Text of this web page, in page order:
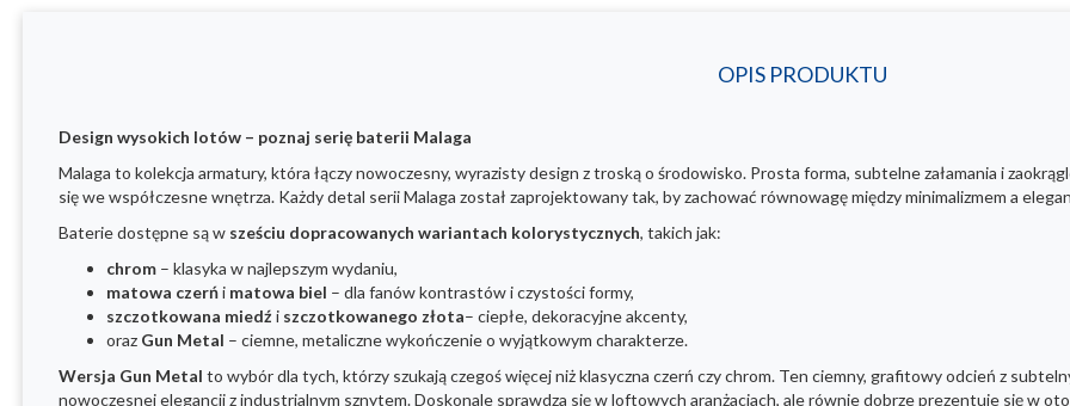
OPIS PRODUKTU
Design wysokich lotów – poznaj serię baterii Malaga
Malaga to kolekcja armatury, która łączy nowoczesny, wyrazisty design z troską o środowisko. Prosta forma, subtelne załamania i
się we współczesne wnętrza. Każdy detal serii Malaga został zaprojektowany tak, by zachować równowagę między minimalizmem a
Baterie dostępne są w sześciu dopracowanych wariantach kolorystycznych, takich jak:
chrom – klasyka w najlepszym wydaniu,
matowa czerńi matowa biel – dla fanów kontrastów i czystości formy,
szczotkowana miedź i szczotkowanego złota– ciepłe, dekoracyjne akcenty,
oraz Gun Metal – ciemne, metaliczne wykończenie o wyjątkowym charakterze.
Wersja Gun Metal to wybór dla tych, którzy szukają czegoś więcej niż klasyczna czerń czy chrom. Ten ciemny, grafitowy odcień z
nowoczesnej elegancji z industrialnym sznytem. Doskonale sprawdza się w loftowych aranżacjach, ale równie dobrze prezentuje się w